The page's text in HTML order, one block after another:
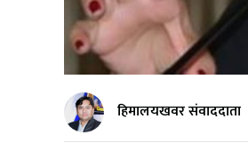
हिमालयखवर संवाददाता